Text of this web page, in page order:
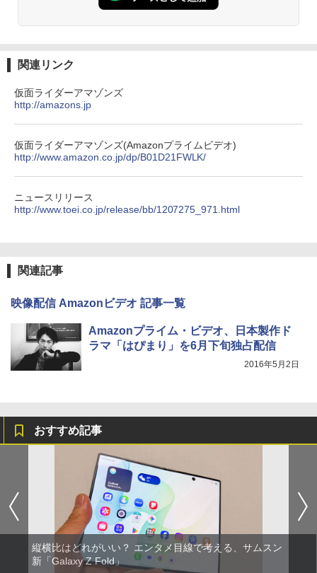
関連リンク
仮面ライダーアマゾンズ
http://amazons.jp
仮面ライダーアマゾンズ(Amazonプライムビデオ)
http://www.amazon.co.jp/dp/B01D21FWLK/
ニュースリリース
http://www.toei.co.jp/release/bb/1207275_971.html
関連記事
映像配信 Amazonビデオ 記事一覧
Amazonプライム・ビデオ、日本製作ド
ラマ「はぴまり」を6月下旬独占配信
2016年5月2日
おすすめ記事
縦横比はどれがいい？ エンタメ目線で考える、サムスン
新「Galaxy Z Fold」